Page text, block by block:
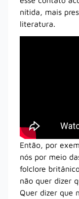
nítida, mais
literatura.
Então, por
nós por meio
folclore
não quer dizer
Quer dizer que